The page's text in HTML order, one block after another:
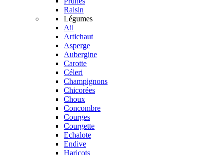
Raisin
Légumes
Ail
Artichaut
Asperge
Aubergine
Carotte
Céleri
Champignons
Chicorées
Choux
Concombre
Courges
Courgette
Echalote
Endive
Haricots